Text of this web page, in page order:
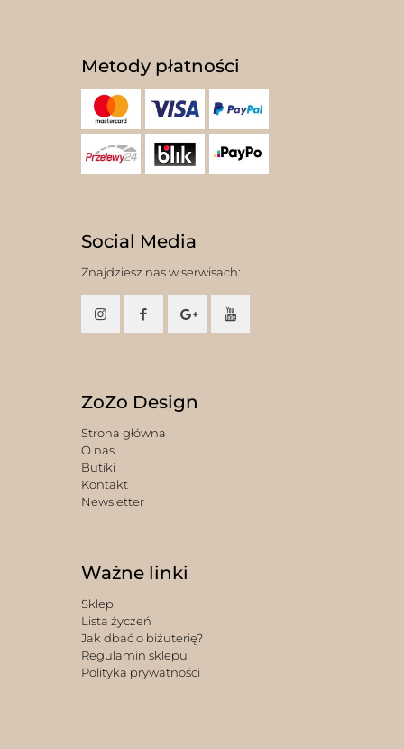
Metody płatności
Social Media
Znajdziesz nas w serwisach:
ZoZo Design
Strona główna
O nas
Butiki
Kontakt
Newsletter
Ważne linki
Sklep
Lista życzeń
Jak dbać o biżuterię?
Regulamin sklepu
Polityka prywatności